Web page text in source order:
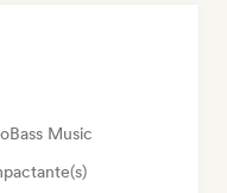
Bass Music